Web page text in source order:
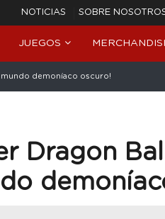
NOTICIAS SOBRE
JUEGOS
mundo demoníaco oscuro!
Dragon